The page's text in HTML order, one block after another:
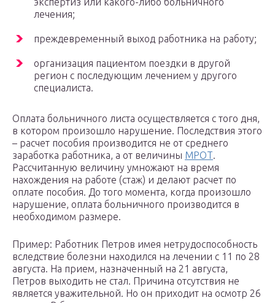
лечения;
преждевременный выход работника на работу;
организация пациентом поездки в другой
регион с последующим лечением у другого
специалиста.
Оплата больничного листа осуществляется с того дня,
в котором произошло нарушение. Последствия этого
– расчет пособия производится не от среднего
заработка работника, а от величины МРОТ.
Рассчитанную величину умножают на время
нахождения на работе (стаж) и делают расчет по
оплате пособия. До того момента, когда произошло
нарушение, оплата больничного производится в
необходимом размере.
Пример: Работник Петров имея нетрудоспособность
вследствие болезни находился на лечении с 11 по 28
августа. На прием, назначенный на 21 августа,
Петров выходить не стал. Причина отсутствия не
является уважительной. Но он приходит на осмотр 26